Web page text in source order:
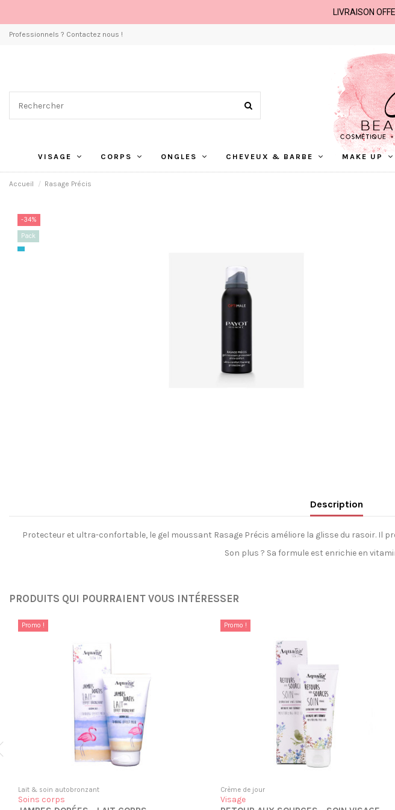
LIVRAISON
Professionnels ? Contactez nous !
VISAGE CORPS ONGLES CHEVEUX & BARBE MAKE UP
Accueil Rasage Précis
-34%
Pack
Description
Protecteur et ultra-confortable, le gel moussant Rasage Précis améliore la glisse du rasoir. Il
Son plus ? Sa formule est enrichie en
PRODUITS QUI POURRAIENT VOUS INTÉRESSER
Promo !
Lait & soin autobronzant
Soins corps
Promo !
Crème de jour
Visage